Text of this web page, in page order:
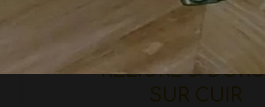
RELIURE &
SUR CUIR